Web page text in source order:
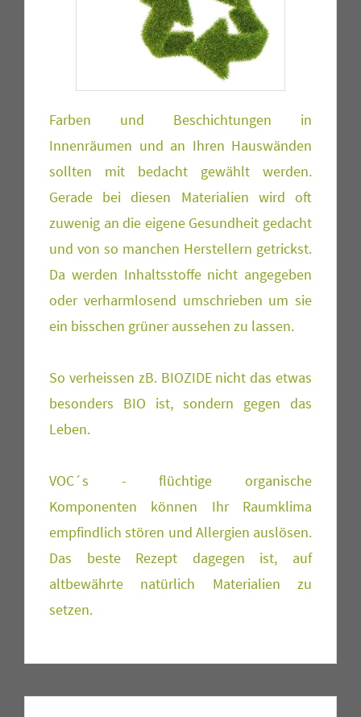
Farben und Beschichtungen in
Innenräumen und an Ihren Hauswänden
sollten mit bedacht gewählt werden.
Gerade bei diesen Materialien wird oft
zuwenig an die eigene Gesundheit gedacht
und von so manchen Herstellern getrickst.
Da werden Inhaltsstoffe nicht angegeben
oder verharmlosend umschrieben um sie
ein bisschen grüner aussehen zu lassen.
So verheissen zB. BIOZIDE nicht das etwas
besonders BIO ist, sondern gegen das
Leben.
VOC´s - flüchtige organische
Komponenten können Ihr Raumklima
empfindlich stören und Allergien auslösen.
Das beste Rezept dagegen ist, auf
altbewährte natürlich Materialien zu
setzen.